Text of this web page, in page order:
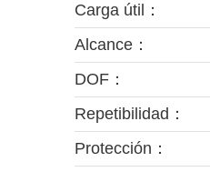
Carga útil：
Alcance：
DOF：
Repetibilidad：
Protección：